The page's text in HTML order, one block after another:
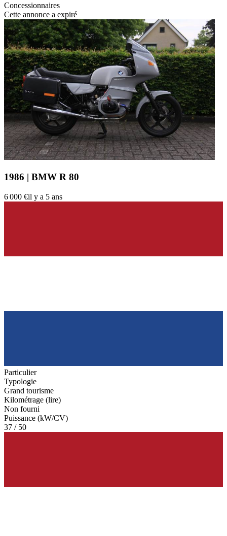
Concessionnaires
Cette annonce a expiré
1986 | BMW R 80
6 000 €il y a 5 ans
Particulier
Typologie
Grand tourisme
Kilométrage (lire)
Non fourni
Puissance (kW/CV)
37 / 50